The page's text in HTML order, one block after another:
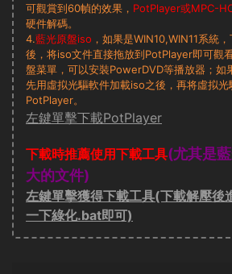
可觀賞到60幀的效果， PotPlayer或MPC-
硬件解碼。
4.藍光原盤iso ，如果是WIN10,WIN11系統
後，将iso文件直接拖放到PotPlayer即可觀
盤菜單，可以安裝PowerDVD等播放器；如
先用虛拟光驅軟件加載iso之後，再将虛拟光
PotPlayer。
左鍵單擊下載PotPlayer
下載時推薦使用下載工具(尤其是
大的文件)
左鍵單擊獲得下載工具(下載解壓後
一下綠化.bat即可)